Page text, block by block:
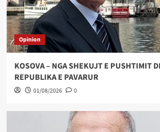
Opinion
KOSOVA – NGA SHEKUJT E PUSHTIMIT
REPUBLIKA E PAVARUR
01/08/2026 0